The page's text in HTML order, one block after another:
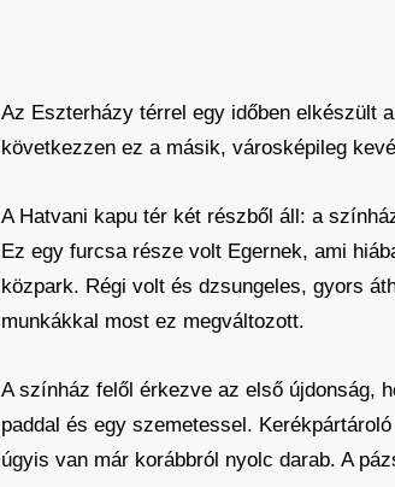
Az Eszterházy térrel egy időben elkészült
következzen ez a másik, városképileg
A Hatvani kapu tér két részből áll: a
Ez egy furcsa része volt Egernek, ami
közpark. Régi volt és dzsungeles, gyors
munkákkal most ez megváltozott.
A színház felől érkezve az első újdonság,
paddal és egy szemetessel.
úgyis van már korábbról nyolc darab. A